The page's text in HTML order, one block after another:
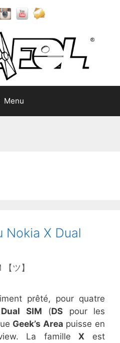
Menu
Nokia X Dual
ツ】
prêté, pour quatre
SIM (DS pour les
Geek’s Area puisse en
La familleX est